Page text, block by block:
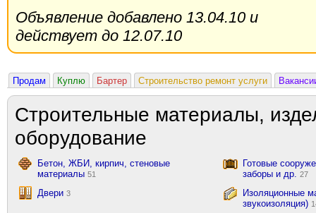
Объявление добавлено 13.04.10 и
действует до 12.07.10
Продам Куплю Бартер Строительство ремонт услуги
Строительные материалы,
оборудование
Бетон, ЖБИ, кирпич, стеновые
материалы 51
Готовые
заборы и др.
27
Двери 3
Изоляционные
звукоизоляция)